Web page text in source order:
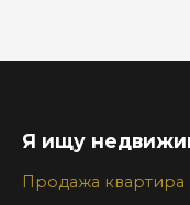
Я ищу
Продажа квартира